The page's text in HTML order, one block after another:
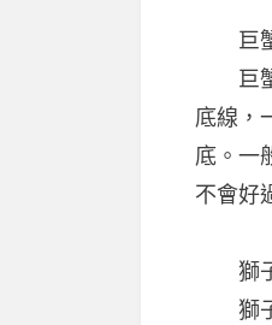
巨蟹
巨蟹
底線，
底。一
不會好
獅子
獅子